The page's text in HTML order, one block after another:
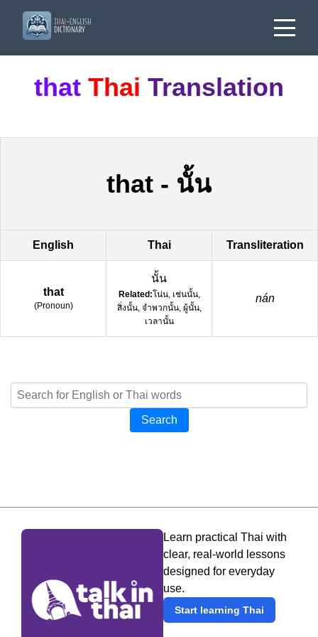
that Thai Translation
that - นั้น
English Thai Transliteration
that
(Pronoun)
นั้น
Related:โน่น, เช่นนั้น,
สิ่งนั้น, จำพวกนั้น, ผู้นั้น,
เวลานั้น
nán
Search
Learn practical Thai with
clear, real-world lessons
designed for everyday
use.
Start learning Thai